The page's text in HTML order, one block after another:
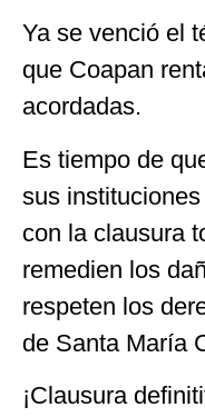
Ya se venció el
que Coapan
acordadas.
Es tiempo de
sus
con la clausura
remedien los
respeten los
de Santa María
¡Clausura